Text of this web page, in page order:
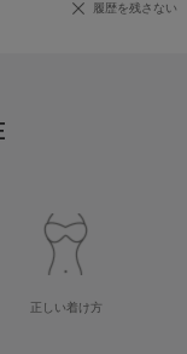
履歴を残さない
正しい着け方